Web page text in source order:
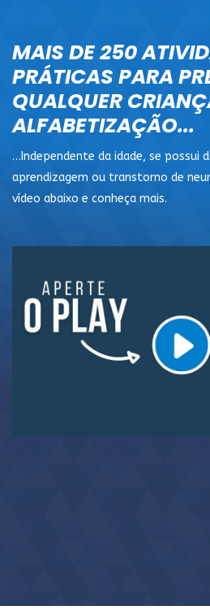
MAIS DE 250
PRÁTICAS PARA
QUALQUER
ALFABETIZAÇÃO...
…Independente da idade, se possui
aprendizagem ou transtorno de
vídeo abaixo e conheça mais.